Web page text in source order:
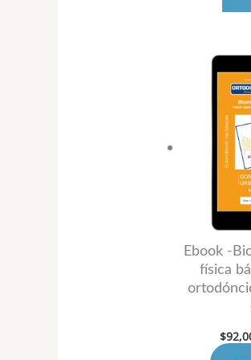
Ebook -
física
$